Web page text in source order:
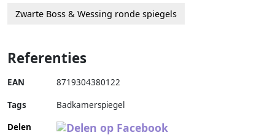
Zwarte Boss & Wessing ronde spiegels
Referenties
EAN 8719304380122
Tags
Badkamerspiegel
Delen